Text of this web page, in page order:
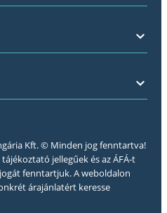
Kft. © Minden jog fenntartva!
jellegűek és az ÁFÁ-t
fenntartjuk. A weboldalon
árajánlatért keresse